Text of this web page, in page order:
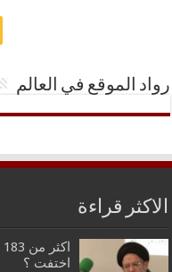
رواد الموقع في العالم
الاكثر قراءة
اختفت ؟